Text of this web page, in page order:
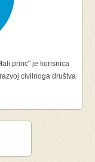
princ" je korisnica
civilnoga društva